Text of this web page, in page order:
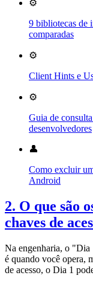
⚙️
9 bibliotecas de
comparadas
⚙️
Client Hints e
⚙️
Guia de
desenvolvedores
👤
Como excluir
Android
2. O que são
chaves de
Na engenharia, o
é quando você opera,
de acesso, o Dia 1